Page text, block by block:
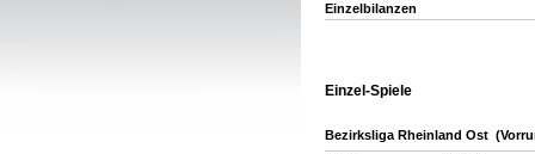
Einzelbilanzen
Einzel-Spiele
Bezirksliga Rheinland Ost